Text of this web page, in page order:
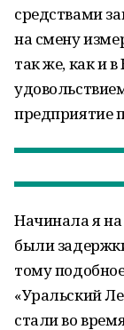
средствами
на смену
так же, как и
предприятие
Начинала я
были
тому
«Уральский
стали во